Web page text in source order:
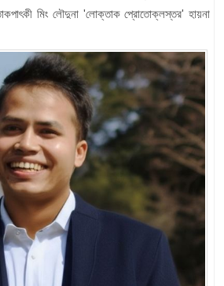
মিং লৌদুনা 'লোক্তাক প্রোতোক্লস্তর' হায়না